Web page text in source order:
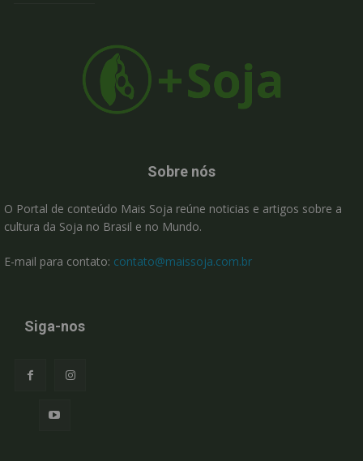
Sobre nós
O Portal de conteúdo Mais Soja reúne noticias e artigos sobre a
cultura da Soja no Brasil e no Mundo.
E-mail para contato: contato@maissoja.com.br
Siga-nos